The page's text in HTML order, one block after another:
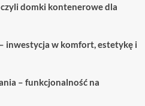
domki kontenerowe dla
inwestycja w komfort, estetykę i
– funkcjonalność na